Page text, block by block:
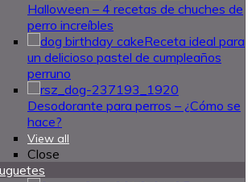
Halloween – 4 recetas de chuches de
perro increíbles
Receta ideal para
un delicioso pastel de cumpleaños
perruno
Desodorante para perros – ¿Cómo se
hace?
View all
Close